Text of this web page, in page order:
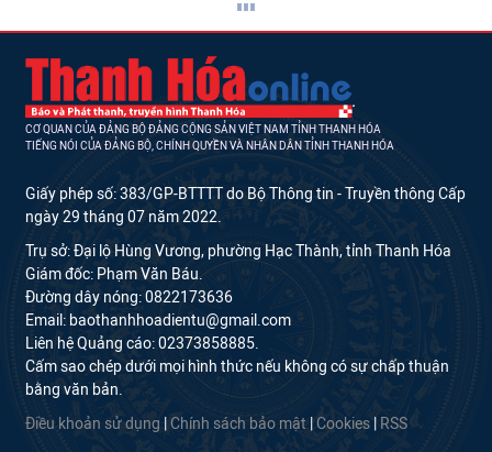
CƠ QUAN CỦA ĐẢNG BỘ ĐẢNG CỘNG SẢN VIỆT NAM TỈNH THANH HÓA
TIẾNG NÓI CỦA ĐẢNG BỘ, CHÍNH QUYỀN VÀ NHÂN DÂN TỈNH THANH HÓA
Giấy phép số: 383/GP-BTTTT do Bộ Thông tin - Truyền thông Cấp
ngày 29 tháng 07 năm 2022.
Trụ sở: Đại lộ Hùng Vương, phường Hạc Thành, tỉnh Thanh Hóa
Giám đốc: Phạm Văn Báu.
Đường dây nóng: 0822173636
Email: baothanhhoadientu@gmail.com
Liên hệ Quảng cáo: 02373858885.
Cấm sao chép dưới mọi hình thức nếu không có sự chấp thuận
bằng văn bản.
Điều khoản sử dụng Chính sách bảo mật Cookies RSS